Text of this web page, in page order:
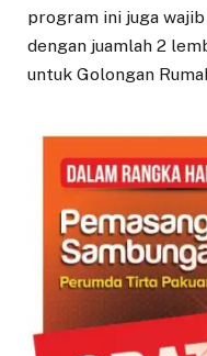
program ini juga
dengan juamlah 2
untuk Golongan